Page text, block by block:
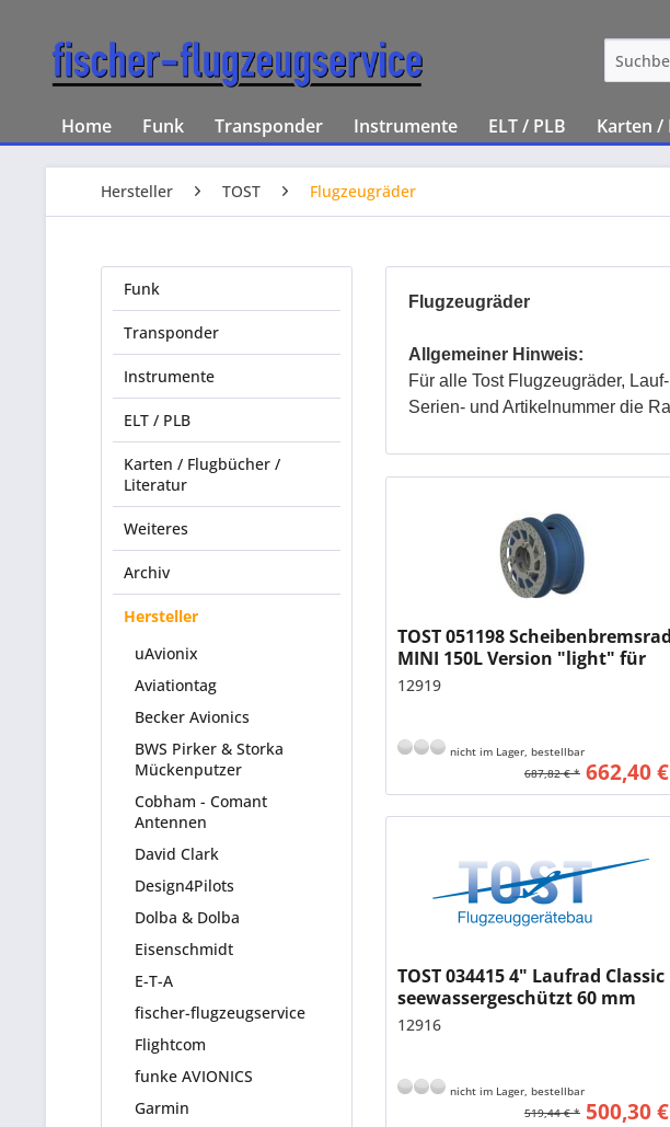
Home Funk Transponder Instrumente ELT / PLB Karten /
Hersteller TOST Flugzeugräder
Funk
Transponder
Instrumente
ELT / PLB
Karten / Flugbücher /
Literatur
Weiteres
Archiv
Hersteller
uAvionix
Aviationtag
Becker Avionics
BWS Pirker & Storka
Mückenputzer
Cobham - Comant
Antennen
David Clark
Design4Pilots
Dolba & Dolba
Eisenschmidt
E-T-A
fischer-flugzeugservice
Flightcom
funke AVIONICS
Garmin
Flugzeugräder
Allgemeiner Hinweis:
Für alle Tost Flugzeugräder,
Serien- und Artikelnummer die
TOST 051198 Scheibenbremsrad
MINI 150L Version "light" für
Achse 12 mm, Reifen 150x30
12919
nicht im Lager, bestellbar
687,82 € * 662,40
TOST 034415 4" Laufrad Classic
seewassergeschützt 60 mm
Einbaubreite 20 mm Lager
12916
nicht im Lager, bestellbar
519,44 € * 500,30